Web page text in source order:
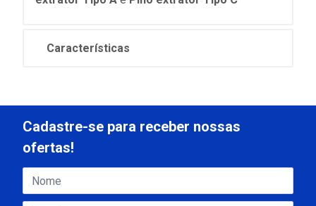
Características
Cadastre-se para receber nossas
ofertas!